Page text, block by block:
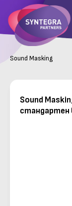
Sound Masking
Sound
стандартен